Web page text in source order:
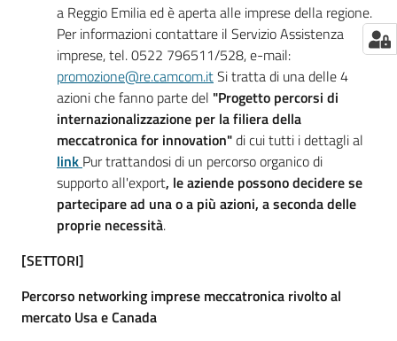
a Reggio Emilia ed è aperta alle imprese della regione.
Per informazioni contattare il Servizio Assistenza
imprese, tel. 0522 796511/528, e-mail:
promozione@re.camcom.itSi tratta di una delle 4
azioni che fanno parte del "Progetto percorsi di
internazionalizzazione per la filiera della
meccatronica for innovation"di cui tutti i dettagli al
link Pur trattandosi di un percorso organico di
supporto all'export, le aziende possono decidere se
partecipare ad una o a più azioni, a seconda delle
proprie necessità.
[SETTORI]
Percorso networking imprese meccatronica rivolto al
mercato Usa e Canada